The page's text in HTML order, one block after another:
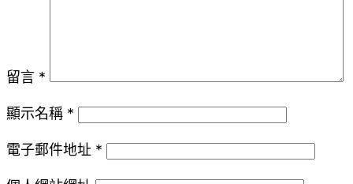
留言 *
顯示名稱 *
電子郵件地址 *